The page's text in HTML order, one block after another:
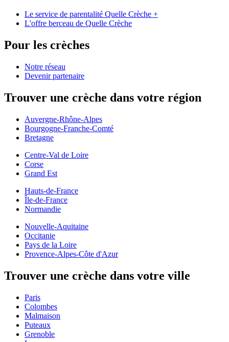
Le service de parentalité Quelle Crèche +
L'offre berceau de Quelle Crèche
Pour les crèches
Notre réseau
Devenir partenaire
Trouver une crèche dans votre région
Auvergne-Rhône-Alpes
Bourgogne-Franche-Comté
Bretagne
Centre-Val de Loire
Corse
Grand Est
Hauts-de-France
Île-de-France
Normandie
Nouvelle-Aquitaine
Occitanie
Pays de la Loire
Provence-Alpes-Côte d'Azur
Trouver une crèche dans votre ville
Paris
Colombes
Malmaison
Puteaux
Grenoble